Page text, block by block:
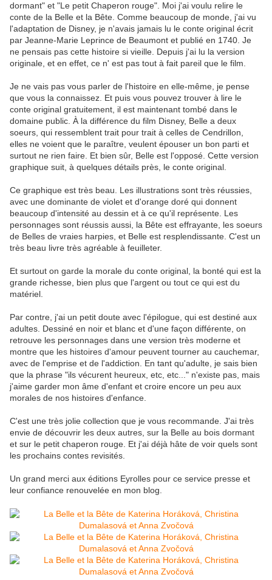
dormant" et "Le petit Chaperon rouge". Moi j'ai voulu relire le
conte de la Belle et la Bête. Comme beaucoup de monde, j'ai vu
l'adaptation de Disney, je n'avais jamais lu le conte original écrit
par Jeanne-Marie Leprince de Beaumont et publié en 1740. Je
ne pensais pas cette histoire si vieille. Depuis j'ai lu la version
originale, et en effet, ce n' est pas tout à fait pareil que le film.
Je ne vais pas vous parler de l'histoire en elle-même, je pense
que vous la connaissez. Et puis vous pouvez trouver à lire le
conte original gratuitement, il est maintenant tombé dans le
domaine public. À la différence du film Disney, Belle a deux
soeurs, qui ressemblent trait pour trait à celles de Cendrillon,
elles ne voient que le paraître, veulent épouser un bon parti et
surtout ne rien faire. Et bien sûr, Belle est l'opposé. Cette version
graphique suit, à quelques détails près, le conte original.
Ce graphique est très beau. Les illustrations sont très réussies,
avec une dominante de violet et d'orange doré qui donnent
beaucoup d'intensité au dessin et à ce qu'il représente. Les
personnages sont réussis aussi, la Bête est effrayante, les soeurs
de Belles de vraies harpies, et Belle est resplendissante. C'est un
très beau livre très agréable à feuilleter.
Et surtout on garde la morale du conte original, la bonté qui est la
grande richesse, bien plus que l'argent ou tout ce qui est du
matériel.
Par contre, j'ai un petit doute avec l'épilogue, qui est destiné aux
adultes. Dessiné en noir et blanc et d'une façon différente, on
retrouve les personnages dans une version très moderne et
montre que les histoires d'amour peuvent tourner au cauchemar,
avec de l'emprise et de l'addiction. En tant qu'adulte, je sais bien
que la phrase "ils vécurent heureux, etc, etc..." n'existe pas, mais
j'aime garder mon âme d'enfant et croire encore un peu aux
morales de nos histoires d'enfance.
C'est une très jolie collection que je vous recommande. J'ai très
envie de découvrir les deux autres, sur la Belle au bois dormant
et sur le petit chaperon rouge. Et j'ai déjà hâte de voir quels sont
les prochains contes revisités.
Un grand merci aux éditions Eyrolles pour ce service presse et
leur confiance renouvelée en mon blog.